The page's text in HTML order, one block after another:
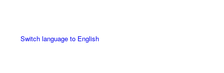
Switch language to English